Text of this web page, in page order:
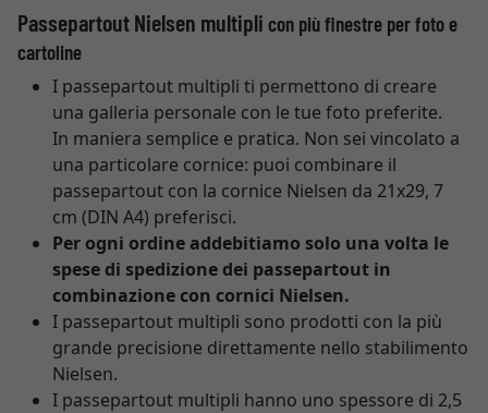
Passepartout Nielsen multipli con più finestre per foto e
cartoline
I passepartout multipli ti permettono di creare
una galleria personale con le tue foto preferite.
In maniera semplice e pratica. Non sei vincolato a
una particolare cornice: puoi combinare il
passepartout con la cornice Nielsen da 21x29, 7
cm (DIN A4) preferisci.
Per ogni ordine addebitiamo solo una volta le
spese di spedizione dei passepartout in
combinazione con cornici Nielsen.
I passepartout multipli sono prodotti con la più
grande precisione direttamente nello stabilimento
Nielsen.
I passepartout multipli hanno uno spessore di 2,5